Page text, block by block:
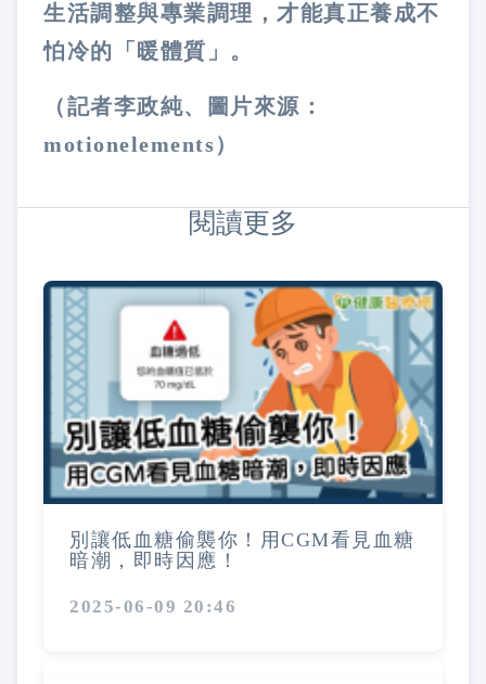
生活調整與專業調理，才能真正養成不
怕冷的「暖體質」。
（記者李政純、圖片來源：
motionelements）
閱讀更多
別讓低血糖偷襲你！用CGM看見血糖
暗潮，即時因應！
2025-06-09 20:46